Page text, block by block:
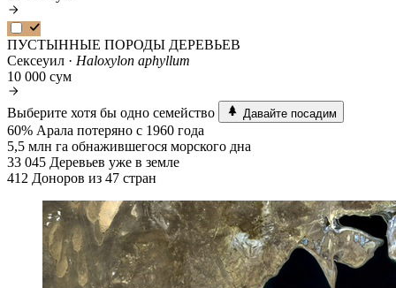
ПУСТЫННЫЕ ПОРОДЫ ДЕРЕВЬЕВ
Сексеуил · Haloxylon aphyllum
10 000 сум
Выберите хотя бы одно семейство Давайте посадим
60% Арала потеряно с 1960 года
5,5 млн га обнажившегося морского дна
33 045 Деревьев уже в земле
412 Доноров из 47 стран